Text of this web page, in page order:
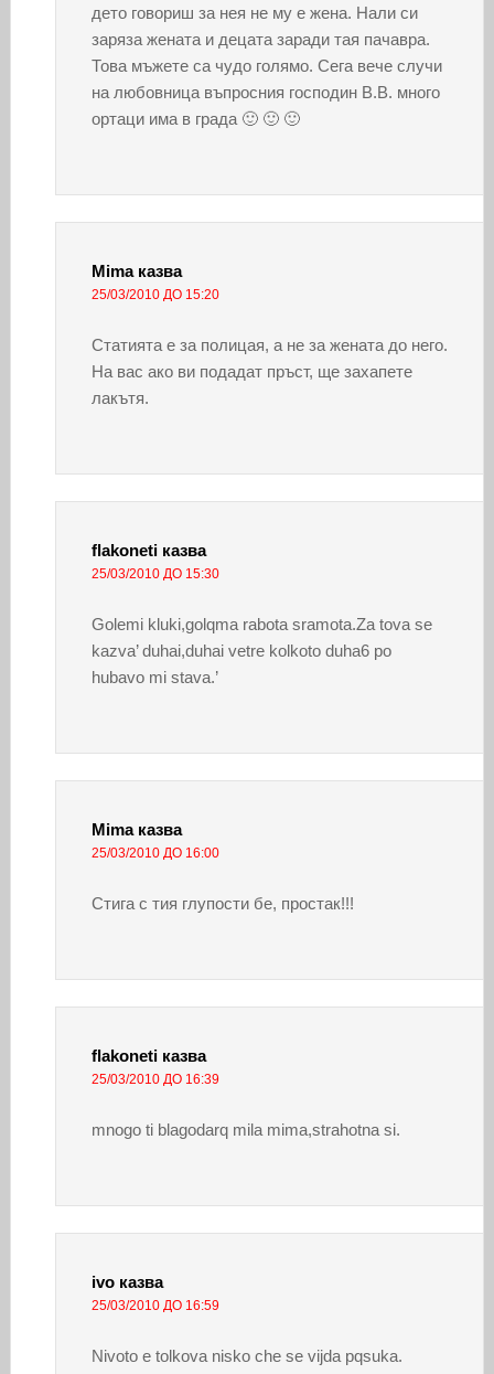
дето говориш за нея не му е жена. Нали си
заряза жената и децата заради тая пачавра.
Това мъжете са чудо голямо. Сега вече случи
на любовница въпросния господин В.В. много
ортаци има в града 🙂 🙂 🙂
Mima казва
25/03/2010 ДО 15:20
Статията е за полицая, а не за жената до него.
На вас ако ви подадат пръст, ще захапете
лакътя.
flakoneti казва
25/03/2010 ДО 15:30
Golemi kluki,golqma rabota sramota.Za tova se
kazva’ duhai,duhai vetre kolkoto duha6 po
hubavo mi stava.’
Mima казва
25/03/2010 ДО 16:00
Стига с тия глупости бе, простак!!!
flakoneti казва
25/03/2010 ДО 16:39
mnogo ti blagodarq mila mima,strahotna si.
ivo казва
25/03/2010 ДО 16:59
Nivoto e tolkova nisko che se vijda pqsuka.